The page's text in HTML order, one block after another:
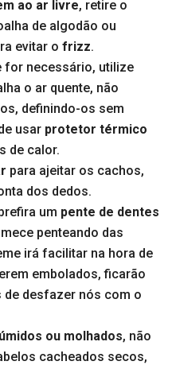
ao ar livre, retire o
de algodão ou
evitar o frizz.
for necessário, utilize
o ar quente, não
definindo-os sem
usar protetor térmico
de calor.
para ajeitar os cachos,
dos dedos.
um pente de dentes
penteando das
irá facilitar na hora de
embolados, ficarão
desfazer nós com o
ou molhados, não
cacheados secos,